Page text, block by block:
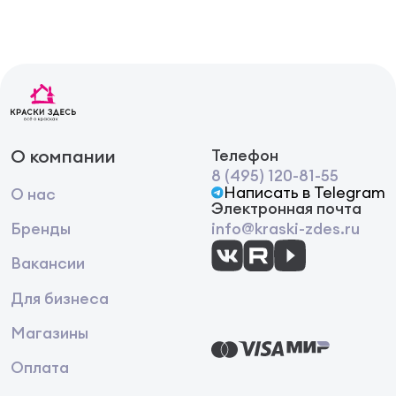
О компании
О нас
Бренды
Вакансии
Для бизнеса
Магазины
Оплата
Телефон
8 (495) 120-81-55
Написать в Telegram
Электронная почта
info@kraski-zdes.ru